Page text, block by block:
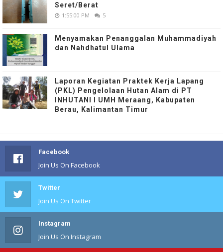
Seret/Berat
1:55:00 PM 5
Menyamakan Penanggalan Muhammadiyah
dan Nahdhatul Ulama
Laporan Kegiatan Praktek Kerja Lapang
(PKL) Pengelolaan Hutan Alam di PT
INHUTANI I UMH Meraang, Kabupaten
Berau, Kalimantan Timur
Facebook
Join Us On Facebook
Twitter
Join Us On Twitter
Instagram
Join Us On Instagram